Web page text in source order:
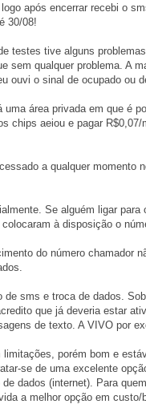
após encerrar recebi o
30/08!
testes tive alguns
sem qualquer problema. A
ouvi o sinal de ocupado ou
uma área privada em que é
chips aeiou e pagar
a qualquer momento
Se alguém ligar
à disposição o
do número chamador
sms e troca de dados.
que já deveria estar
de texto. A VIVO por
porém bom e
se de uma excelente
dados (internet). Para
a melhor opção em custo/